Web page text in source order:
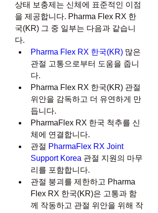
상태 보충제는 신체에 표준적인 이점
을 제공합니다. Pharma Flex RX 한
국(KR) 그 중 일부는 다음과 같습니
다.
Pharma Flex RX 한국(KR) 많은
관절 고통으로부터 도움을 줍니
다.
Pharma Flex RX 한국(KR) 관절
위안을 감독하고 더 유연하게 만
듭니다.
PharmaFlex RX 한국 척추를 신
체에 연결합니다.
관절 PharmaFlex RX Joint
Support Korea 관절 지원의 마무
리를 포함합니다.
관절 붕괴를 제한하고 Pharma
Flex RX 한국(KR)은 고통과 함
께 작동하고 관절 위안을 위해 작